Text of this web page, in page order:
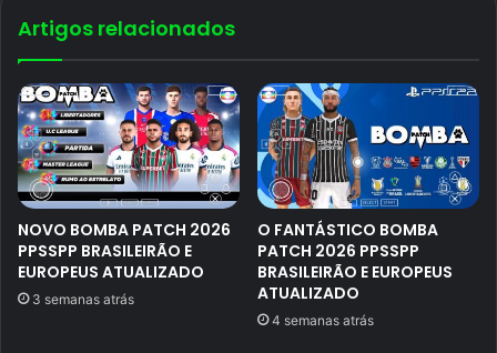
Artigos relacionados
NOVO BOMBA PATCH 2026
PPSSPP BRASILEIRÃO E
EUROPEUS ATUALIZADO
3 semanas atrás
O FANTÁSTICO BOMBA
PATCH 2026 PPSSPP
BRASILEIRÃO E EUROPEUS
ATUALIZADO
4 semanas atrás